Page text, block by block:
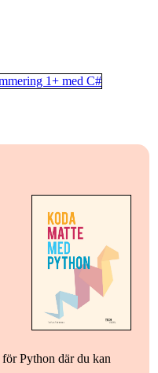
för Python där du kan